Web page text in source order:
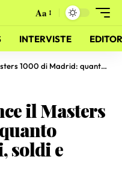
Aa
INTERVISTE
quanto guadagna? Punti, soldi e montepremi
il Masters
soldi e